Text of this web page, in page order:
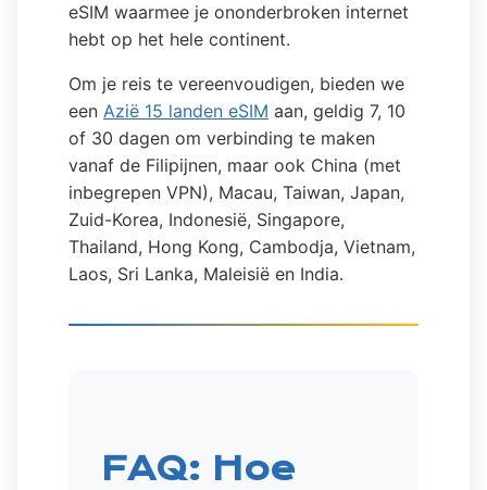
eSIM waarmee je ononderbroken internet
hebt op het hele continent.
Om je reis te vereenvoudigen, bieden we
een Azië 15 landen eSIM aan, geldig 7, 10
of 30 dagen om verbinding te maken
vanaf de Filipijnen, maar ook China (met
inbegrepen VPN), Macau, Taiwan, Japan,
Zuid-Korea, Indonesië, Singapore,
Thailand, Hong Kong, Cambodja, Vietnam,
Laos, Sri Lanka, Maleisië en India.
FAQ: Hoe